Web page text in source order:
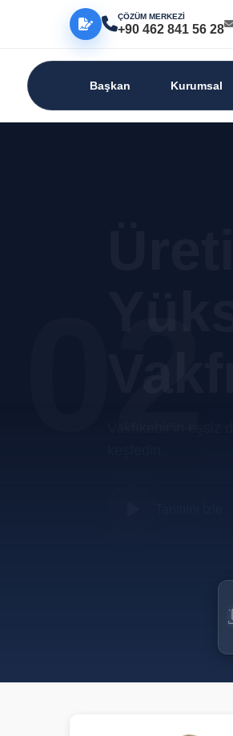
ÇÖZÜM MERKEZİ
+90 462 841 56 28
Başkan Kurumsal